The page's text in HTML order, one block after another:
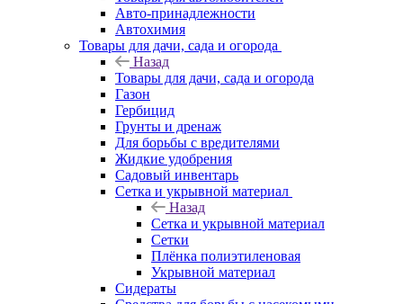
Авто-принадлежности
Автохимия
Товары для дачи, сада и огорода
Назад
Товары для дачи, сада и огорода
Газон
Гербицид
Грунты и дренаж
Для борьбы с вредителями
Жидкие удобрения
Садовый инвентарь
Сетка и укрывной материал
Назад
Сетка и укрывной материал
Сетки
Плёнка полиэтиленовая
Укрывной материал
Сидераты